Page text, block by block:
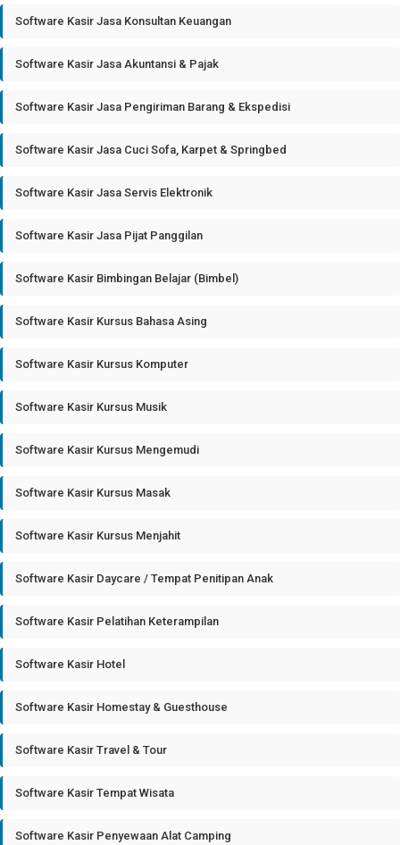
Software Kasir Jasa Konsultan Keuangan
Software Kasir Jasa Akuntansi & Pajak
Software Kasir Jasa Pengiriman Barang & Ekspedisi
Software Kasir Jasa Cuci Sofa, Karpet & Springbed
Software Kasir Jasa Servis Elektronik
Software Kasir Jasa Pijat Panggilan
Software Kasir Bimbingan Belajar (Bimbel)
Software Kasir Kursus Bahasa Asing
Software Kasir Kursus Komputer
Software Kasir Kursus Musik
Software Kasir Kursus Mengemudi
Software Kasir Kursus Masak
Software Kasir Kursus Menjahit
Software Kasir Daycare / Tempat Penitipan Anak
Software Kasir Pelatihan Keterampilan
Software Kasir Hotel
Software Kasir Homestay & Guesthouse
Software Kasir Travel & Tour
Software Kasir Tempat Wisata
Software Kasir Penyewaan Alat Camping